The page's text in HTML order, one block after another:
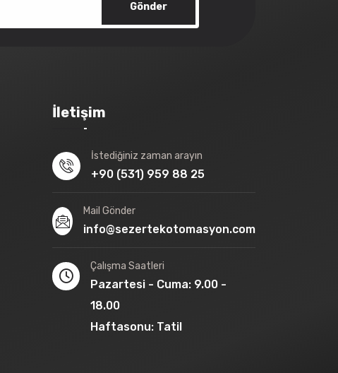
Gönder
İletişim
İstediğiniz zaman arayın
+90 (531) 959 88 25
Mail Gönder
info@sezertekotomasyon.com
Çalışma Saatleri
Pazartesi - Cuma: 9.00 -
18.00
Haftasonu: Tatil